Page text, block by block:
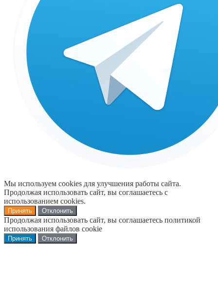
Мы используем cookies для улучшения работы сайта.
Продолжая использовать сайт, вы соглашаетесь с
использованием cookies.
Принять Отклонить
Продолжая использовать сайт, вы соглашаетесь политикой
использования файлов cookie
Принять Отклонить